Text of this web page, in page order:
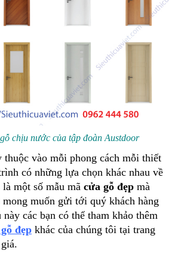
chịu nước của tập đoàn Austdoor
thuộc vào mỗi phong cách mỗi thiết
có những lựa chọn khác nhau về
một số mẫu mã cửa gỗ đẹp mà
mong muốn gửi tới quý khách hàng
các bạn có thể tham khảo thêm
đẹp khác của chúng tôi tại trang